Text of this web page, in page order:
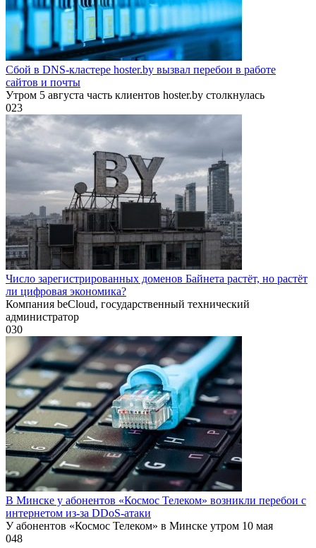
Сбой в DNS-кластере hoster.by вызвал перебои в работе
сайтов и почты
Утром 5 августа часть клиентов hoster.by столкнулась
023
Число зарегистрированных доменов Байнета растёт, но растёт
ли цифровая экономика?
Компания beCloud, государственный технический
администратор
030
В Минске у абонентов «Космос Телеком» возникли перебои с
интернетом из-за DDoS-атаки
У абонентов «Космос Телеком» в Минске утром 10 мая
048